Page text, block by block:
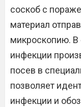
соскоб с
материал
микроскопию. В
инфекции
посев в
позволяет
инфекции и